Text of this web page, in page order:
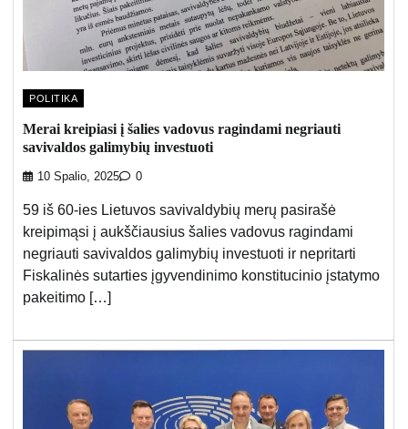
POLITIKA
Merai kreipiasi į šalies vadovus ragindami negriauti
savivaldos galimybių investuoti
10 Spalio, 2025 0
59 iš 60-ies Lietuvos savivaldybių merų pasirašė
kreipimąsi į aukščiausius šalies vadovus ragindami
negriauti savivaldos galimybių investuoti ir nepritarti
Fiskalinės sutarties įgyvendinimo konstitucinio įstatymo
pakeitimo […]